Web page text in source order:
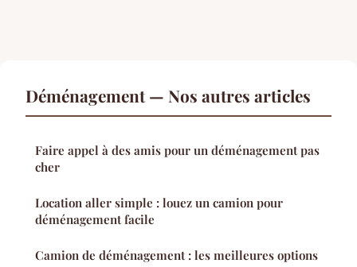
Déménagement — Nos autres articles
Faire appel à des amis pour un déménagement pas
cher
Location aller simple : louez un camion pour
déménagement facile
Camion de déménagement : les meilleures options